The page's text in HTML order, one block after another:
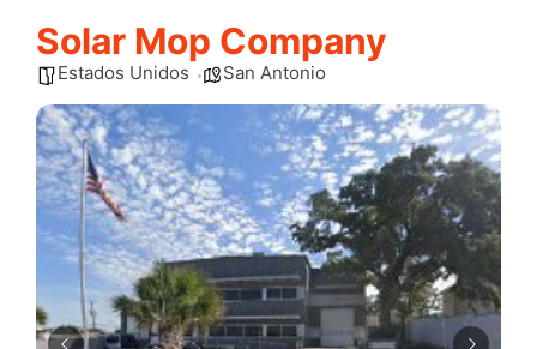
Solar Mop Company
Estados Unidos San Antonio